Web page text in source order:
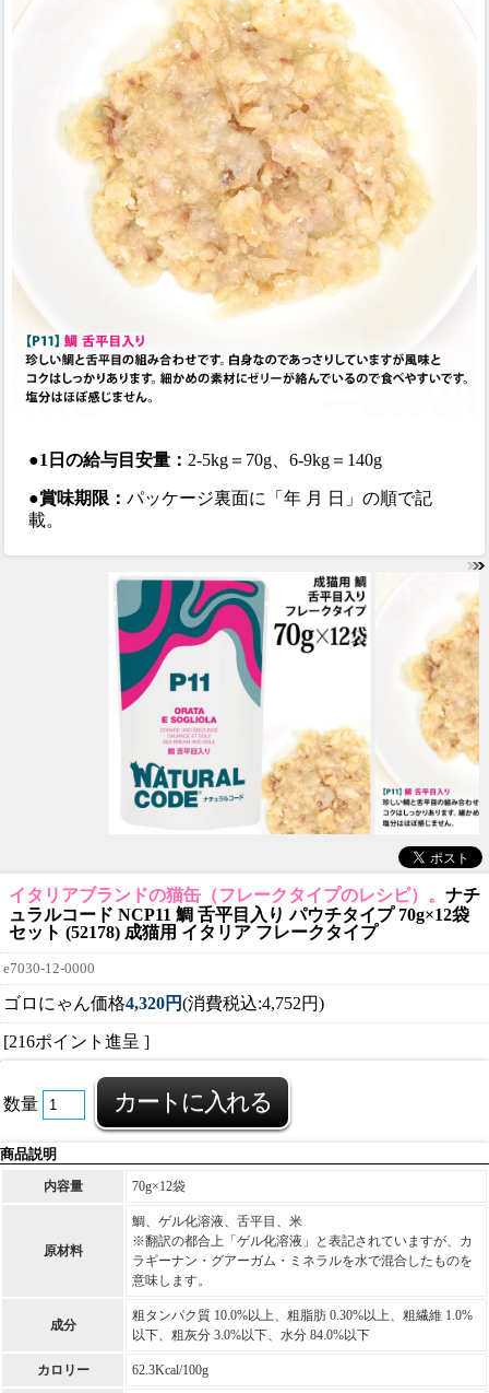
●1日の給与目安量： 2-5kg＝70g、6-9kg＝140g
●賞味期限：パッケージ裏面に「年 月 日」の順で記
載。
イタリアブランドの猫缶（フレークタイプのレシピ）。 ナチ
ュラルコード NCP11 鯛 舌平目入り パウチタイプ 70g×12袋
セット (52178) 成猫用 イタリア フレークタイプ
e7030-12-0000
ゴロにゃん価格4,320円(消費税込:4,752円)
[216ポイント進呈 ]
数量
商品説明
内容量 70g×12袋
原材料
鯛、ゲル化溶液、舌平目、米
※翻訳の都合上「ゲル化溶液」と表記されていますが、カ
ラギーナン・グアーガム・ミネラルを水で混合したものを
意味します。
成分
粗タンパク質 10.0%以上、粗脂肪 0.30%以上、粗繊維 1.0%
以下、粗灰分 3.0%以下、水分 84.0%以下
カロリー 62.3Kcal/100g